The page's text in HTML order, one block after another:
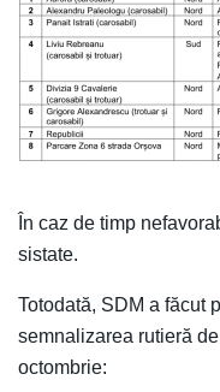
În caz de timp
sistate.
Totodată, SDM a făcut
semnalizarea rutieră
octombrie: